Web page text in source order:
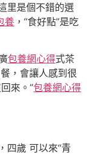
里是個不錯的選
養 ，“食好點”是吃
包養網心得式茶
，會讓人感到很
來。”包養網心得
四歲 可以來“青